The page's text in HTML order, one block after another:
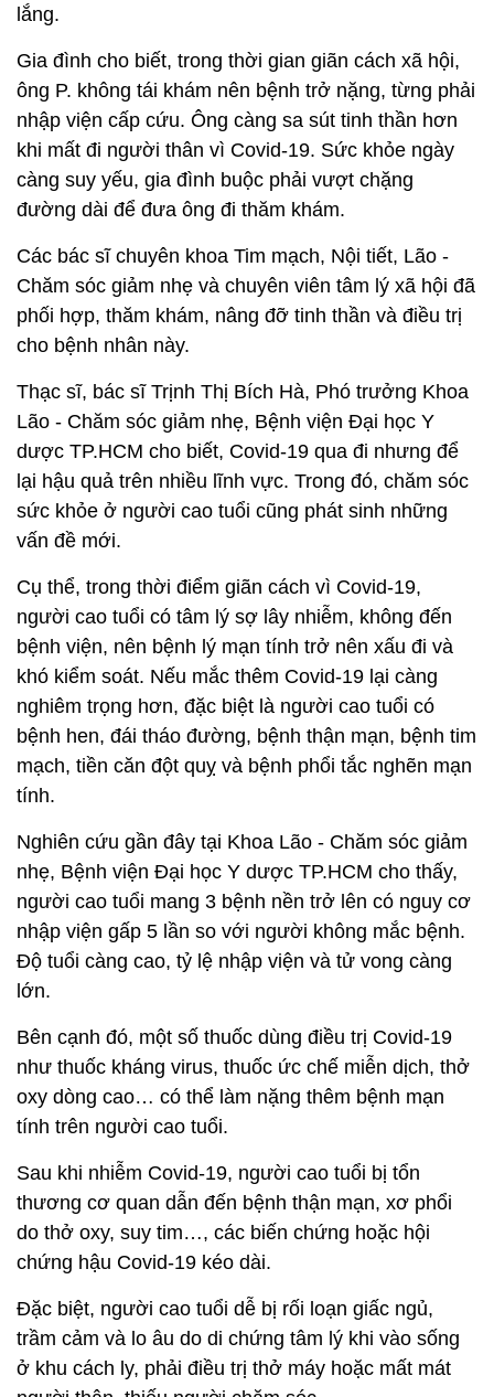
lắng.
Gia đình cho biết, trong thời gian giãn cách xã hội,
ông P. không tái khám nên bệnh trở nặng, từng phải
nhập viện cấp cứu. Ông càng sa sút tinh thần hơn
khi mất đi người thân vì Covid-19. Sức khỏe ngày
càng suy yếu, gia đình buộc phải vượt chặng
đường dài để đưa ông đi thăm khám.
Các bác sĩ chuyên khoa Tim mạch, Nội tiết, Lão -
Chăm sóc giảm nhẹ và chuyên viên tâm lý xã hội đã
phối hợp, thăm khám, nâng đỡ tinh thần và điều trị
cho bệnh nhân này.
Thạc sĩ, bác sĩ Trịnh Thị Bích Hà, Phó trưởng Khoa
Lão - Chăm sóc giảm nhẹ, Bệnh viện Đại học Y
dược TP.HCM cho biết, Covid-19 qua đi nhưng để
lại hậu quả trên nhiều lĩnh vực. Trong đó, chăm sóc
sức khỏe ở người cao tuổi cũng phát sinh những
vấn đề mới.
Cụ thể, trong thời điểm giãn cách vì Covid-19,
người cao tuổi có tâm lý sợ lây nhiễm, không đến
bệnh viện, nên bệnh lý mạn tính trở nên xấu đi và
khó kiểm soát. Nếu mắc thêm Covid-19 lại càng
nghiêm trọng hơn, đặc biệt là người cao tuổi có
bệnh hen, đái tháo đường, bệnh thận mạn, bệnh tim
mạch, tiền căn đột quỵ và bệnh phổi tắc nghẽn mạn
tính.
Nghiên cứu gần đây tại Khoa Lão - Chăm sóc giảm
nhẹ, Bệnh viện Đại học Y dược TP.HCM cho thấy,
người cao tuổi mang 3 bệnh nền trở lên có nguy cơ
nhập viện gấp 5 lần so với người không mắc bệnh.
Độ tuổi càng cao, tỷ lệ nhập viện và tử vong càng
lớn.
Bên cạnh đó, một số thuốc dùng điều trị Covid-19
như thuốc kháng virus, thuốc ức chế miễn dịch, thở
oxy dòng cao… có thể làm nặng thêm bệnh mạn
tính trên người cao tuổi.
Sau khi nhiễm Covid-19, người cao tuổi bị tổn
thương cơ quan dẫn đến bệnh thận mạn, xơ phổi
do thở oxy, suy tim…, các biến chứng hoặc hội
chứng hậu Covid-19 kéo dài.
Đặc biệt, người cao tuổi dễ bị rối loạn giấc ngủ,
trầm cảm và lo âu do di chứng tâm lý khi vào sống
ở khu cách ly, phải điều trị thở máy hoặc mất mát